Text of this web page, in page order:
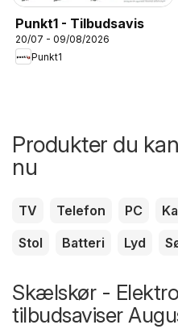
Punkt1 - Tilbudsavis
20/07 - 09/08/2026
Punkt1
Produkter du
nu
TV Telefon PC
Stol
Batteri Lyd
Skælskør -
tilbudsaviser